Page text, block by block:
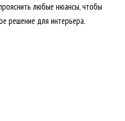
любые нюансы, чтобы
решение для интерьера.